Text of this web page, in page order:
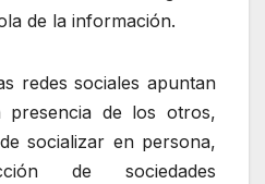
de la información.
redes sociales apuntan
de los otros,
socializar en persona,
de sociedades